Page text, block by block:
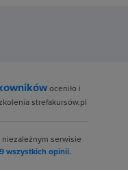
oceniło i
strefakursów.pl
serwisie
wszystkich opinii.